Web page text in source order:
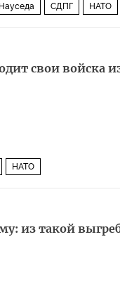
СДПГ НАТО
свои войска
НАТО
из такой